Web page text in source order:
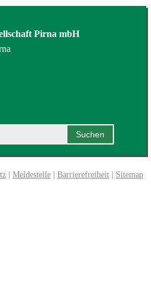
Pirna mbH
| Meldestelle | Barrierefreiheit | Sitemap